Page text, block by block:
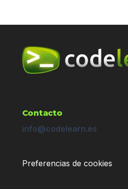
Contacto
info@codelearn.es
Preferencias de cookies